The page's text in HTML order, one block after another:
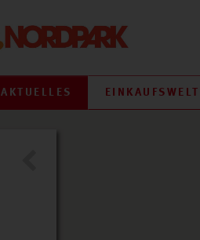
AKTUELLES EINKAUFSWELT